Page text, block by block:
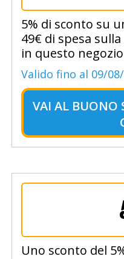
5% di sconto su
49€ di spesa
in questo
Valido fino al 09/
VAI AL BUONO
Uno sconto del